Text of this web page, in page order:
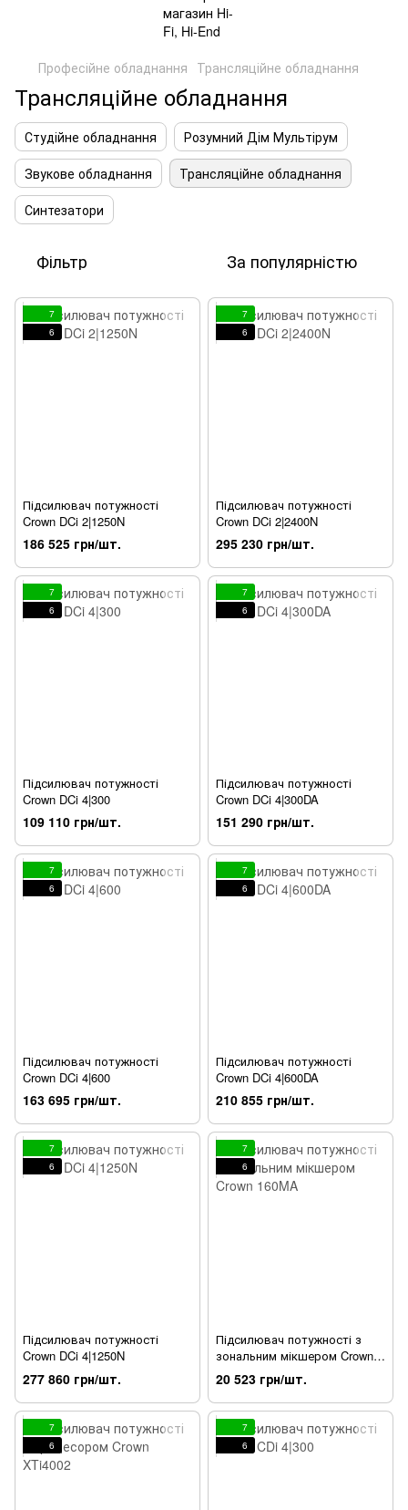
Професійне обладнання Трансляційне обладнання
Трансляційне обладнання
Студійне обладнання
Розумний Дім Мультірум
Звукове обладнання
Трансляційне обладнання
Синтезатори
Фільтр За популярністю
7
6
Підсилювач потужності
Crown DCi 2|1250N
186 525 грн/шт.
7
6
Підсилювач потужності
Crown DCi 2|2400N
295 230 грн/шт.
7
6
Підсилювач потужності
Crown DCi 4|300
109 110 грн/шт.
7
6
Підсилювач потужності
Crown DCi 4|300DA
151 290 грн/шт.
7
6
Підсилювач потужності
Crown DCi 4|600
163 695 грн/шт.
7
6
Підсилювач потужності
Crown DCi 4|600DA
210 855 грн/шт.
7
6
Підсилювач потужності
Crown DCi 4|1250N
277 860 грн/шт.
7
6
Підсилювач потужності з
зональним мікшером Crown
160MA
20 523 грн/шт.
7
6
7
6